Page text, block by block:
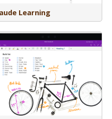
Learning
Open Broadcaster Software (OBS) is
een open source programma voor het
opnemen van schermactiviteit en het
livestreamen van audio en video.